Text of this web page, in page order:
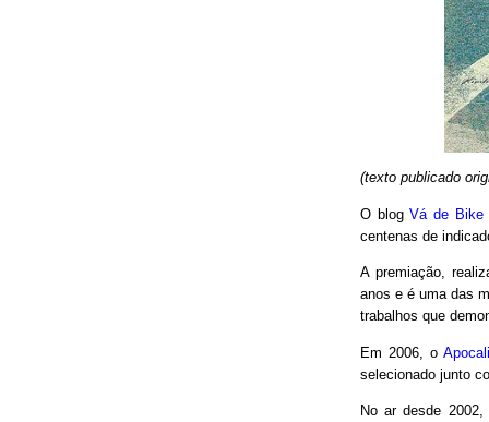
(texto publicado
O blogVá de Bike
centenas de
A premiação,
anos e é uma das
trabalhos que
Em 2006, o
selecionado junto
No ar desde